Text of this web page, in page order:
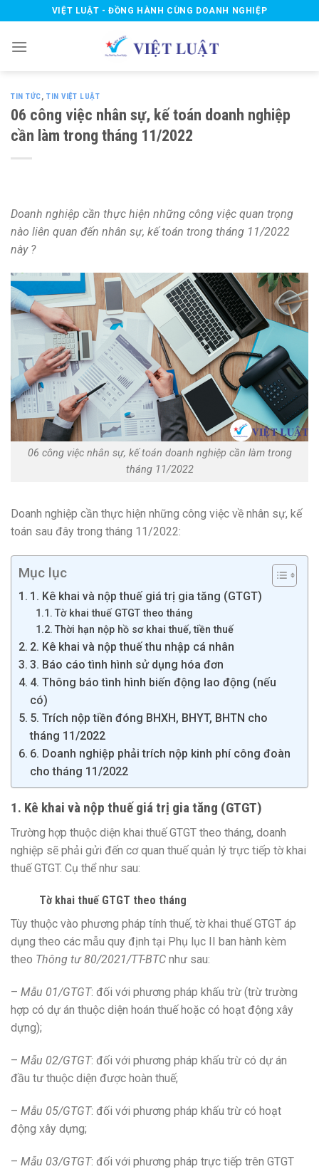
to
content
VIỆT LUẬT - ĐỒNG HÀNH CÙNG DOANH NGHIỆP
TIN TỨC,TIN VIỆT LUẬT
06 công việc nhân sự, kế toán doanh nghiệp
cần làm trong tháng 11/2022
Doanh nghiệp cần thực hiện những công việc quan trọng
nào liên quan đến nhân sự, kế toán trong tháng 11/2022
này ?
06 công việc nhân sự, kế toán doanh nghiệp cần làm trong
tháng 11/2022
Doanh nghiệp cần thực hiện những công việc về nhân sự, kế
toán sau đây trong tháng 11/2022:
Mục lục
1. Kê khai và nộp thuế giá trị gia tăng (GTGT)
Tờ khai thuế GTGT theo tháng
Thời hạn nộp hồ sơ khai thuế, tiền thuế
2. Kê khai và nộp thuế thu nhập cá nhân
3. Báo cáo tình hình sử dụng hóa đơn
4. Thông báo tình hình biến động lao động (nếu
có)
5. Trích nộp tiền đóng BHXH, BHYT, BHTN cho
tháng 11/2022
6. Doanh nghiệp phải trích nộp kinh phí công đoàn
cho tháng 11/2022
1. Kê khai và nộp thuế giá trị gia tăng (GTGT)
Trường hợp thuộc diện khai thuế GTGT theo tháng, doanh
nghiệp sẽ phải gửi đến cơ quan thuế quản lý trực tiếp tờ khai
thuế GTGT. Cụ thể như sau:
Tờ khai thuế GTGT theo tháng
Tùy thuộc vào phương pháp tính thuế, tờ khai thuế GTGT áp
dụng theo các mẫu quy định tại Phụ lục II ban hành kèm
theo Thông tư 80/2021/TT-BTC như sau:
– Mẫu 01/GTGT: đối với phương pháp khấu trừ (trừ trường
hợp có dự án thuộc diện hoán thuế hoặc có hoạt động xây
dựng);
– Mẫu 02/GTGT: đối với phương pháp khấu trừ có dự án
đầu tư thuộc diện được hoàn thuế;
– Mẫu 05/GTGT: đối với phương pháp khấu trừ có hoạt
động xây dựng;
– Mẫu 03/GTGT: đối với phương pháp trực tiếp trên GTGT